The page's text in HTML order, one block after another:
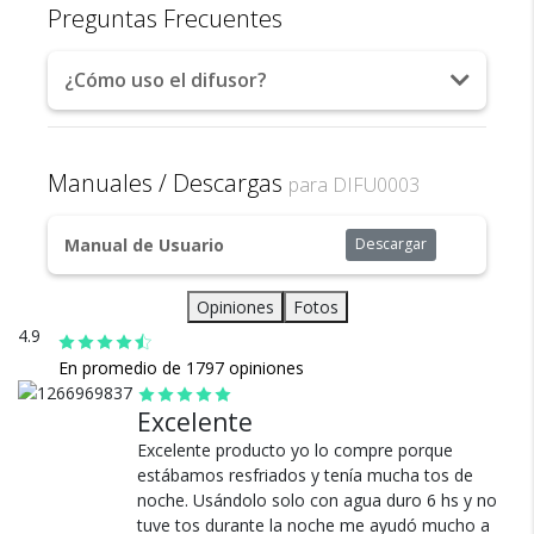
riesgo de sobrecalentamiento.
Control total al alcance: Programá el apagado automático a
1-3-6hs y manejá todo con el control remoto incluido.
7–16 modos), configuran el mood ideal para tu espacio.
1x Manual de instrucciones
Preguntas Frecuentes
¿Cómo uso el difusor?
Manuales / Descargas para DIFU0003
Manual de Usuario Descargar
Opiniones
Fotos
4.9
En promedio de 1797 opiniones
Excelente
Excelente producto yo lo compre porque
estábamos resfriados y tenía mucha tos de
noche. Usándolo solo con agua duro 6 hs y no
tuve tos durante la noche me ayudó mucho a
Envío
cuentan con seguro total.
Cambios y Devoluciones
Te damos 30 días de prueba.
Si no es lo que esperabas, te devolvemos tu
dinero.